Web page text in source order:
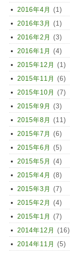
2016年4月 (1)
2016年3月 (1)
2016年2月 (3)
2016年1月 (4)
2015年12月 (1)
2015年11月 (6)
2015年10月 (7)
2015年9月 (3)
2015年8月 (11)
2015年7月 (6)
2015年6月 (5)
2015年5月 (4)
2015年4月 (8)
2015年3月 (7)
2015年2月 (4)
2015年1月 (7)
2014年12月 (16)
2014年11月 (5)